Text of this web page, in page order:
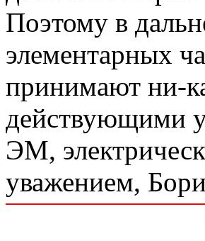
Поэтому в
элементарных
принимают ни-
действующими
ЭМ,
уважением,